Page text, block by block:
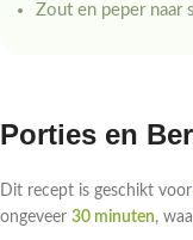
Zout en peper naar
Porties en
Dit recept is geschikt voor
ongeveer 30 minuten,